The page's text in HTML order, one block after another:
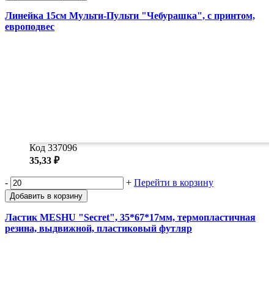
Линейка 15см Мульти-Пульти "Чебурашка", с принтом,
европодвес
Код 337096
35,33 ₽
- + Перейти в корзину
Добавить в корзину
Ластик MESHU "Secret", 35*67*17мм, термопластичная
резина, выдвижной, пластиковый футляр